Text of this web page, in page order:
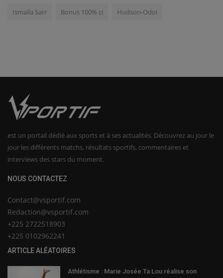
Ismaïla Sarr Bonus 100% ci Hudson-Odoi
est un portail dédié aux sports et à ses actualités. Découvrez au jour le
jour les différents matchs, résultats sportifs, commentaires et
interviews des stars du moment.
NOUS CONTACTEZ
Contact@vsportif.com
Redaction@vsportif.com
+225 2722518903
+225 0102962241
ARTICLE ALÉATOIRES
Athlétisme : Marie Josée Ta Lou réalise son